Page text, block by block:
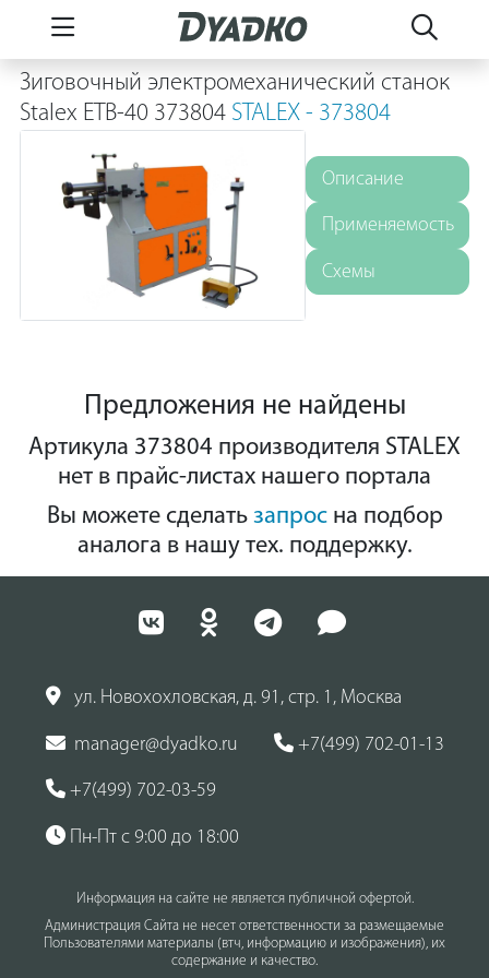
Зиговочный электромеханический станок
Stalex ETB-40 373804 STALEX - 373804
Описание
Применяемость
Схемы
Предложения не найдены
Артикула 373804 производителя STALEX
нет в прайс-листах нашего портала
Вы можете сделать запросна подбор
аналога в нашу тех. поддержку.
ул. Новохохловская, д. 91, стр. 1, Москва
manager@dyadko.ru +7(499) 702-01-13
+7(499) 702-03-59
Пн-Пт с 9:00 до 18:00
Информация на сайте не является публичной офертой.
Администрация Сайта не несет ответственности за размещаемые
Пользователями материалы (втч, информацию и изображения), их
содержание и качество.